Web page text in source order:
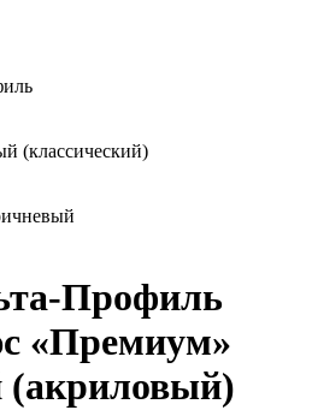
(классический)
Профиль
«Премиум»
(акриловый)